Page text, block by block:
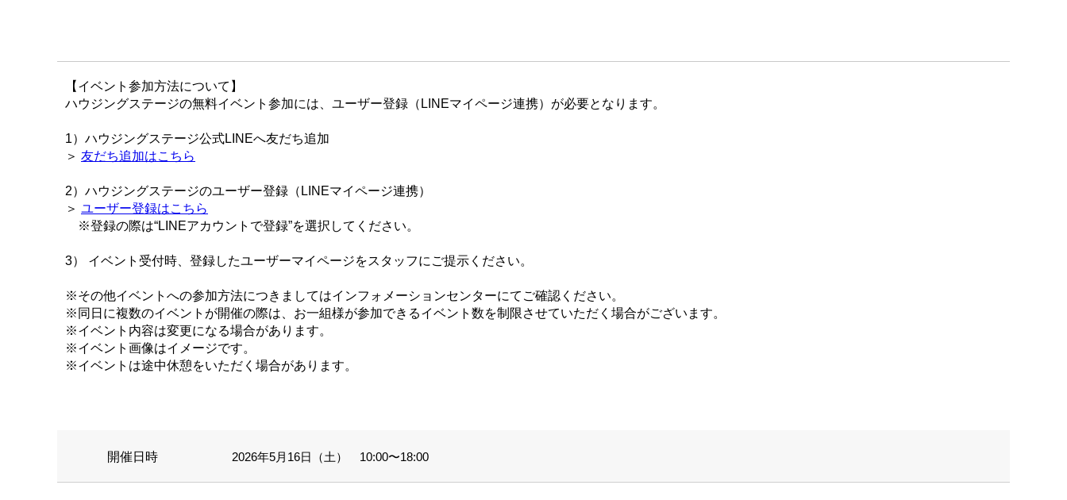
【イベント参加方法について】
ハウジングステージの無料イベント参加には、ユーザー登録（LINEマイページ連携）が必要となります。
1）ハウジングステージ公式LINEへ友だち追加
＞ 友だち追加はこちら
2）ハウジングステージのユーザー登録（LINEマイページ連携）
＞ ユーザー登録はこちら
※登録の際は“LINEアカウントで登録”を選択してください。
3） イベント受付時、登録したユーザーマイページをスタッフにご提示ください。
※その他イベントへの参加方法につきましてはインフォメーションセンターにてご確認ください。
※同日に複数のイベントが開催の際は、お一組様が参加できるイベント数を制限させていただく場合がございます。
※イベント内容は変更になる場合があります。
※イベント画像はイメージです。
※イベントは途中休憩をいただく場合があります。
開催日時 2026年5月16日（土） 10:00〜18:00